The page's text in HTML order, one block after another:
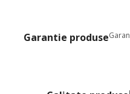
Garantie produse